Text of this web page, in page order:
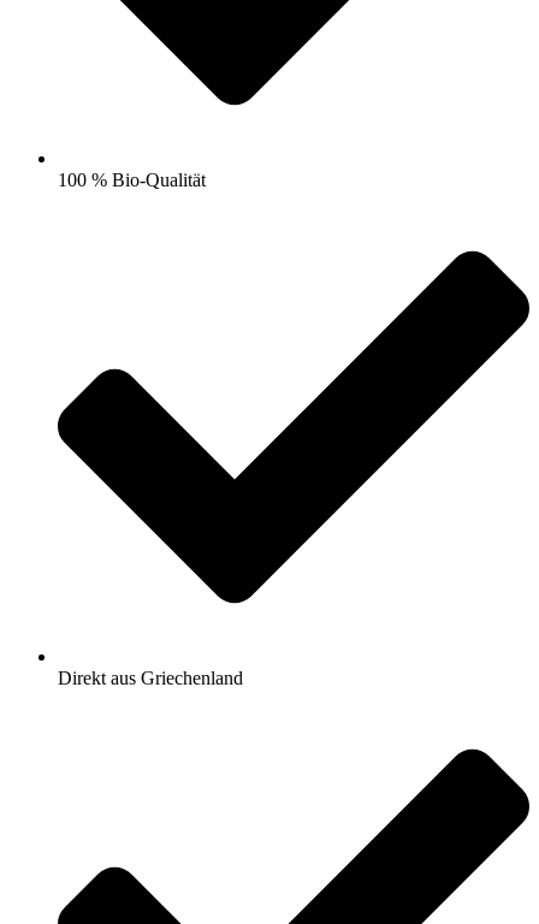
100 % Bio-Qualität
Direkt aus Griechenland